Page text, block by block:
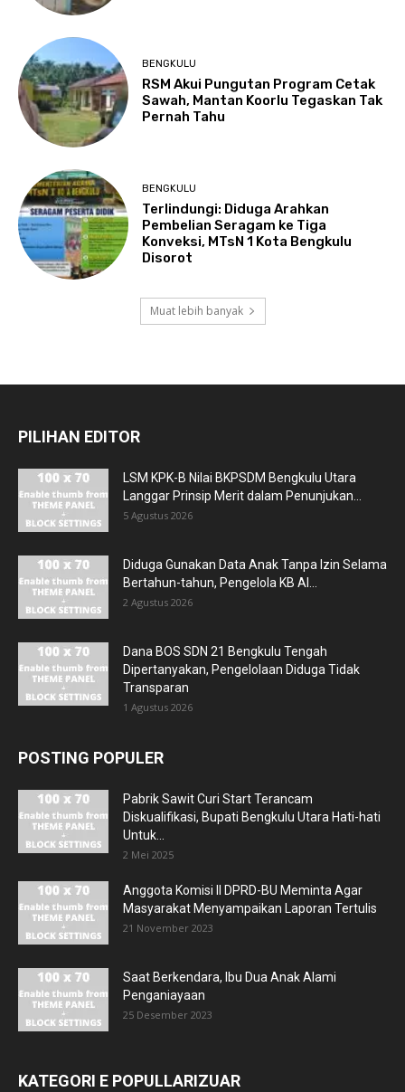
BENGKULU
RSM Akui Pungutan Program Cetak
Sawah, Mantan Koorlu Tegaskan Tak
Pernah Tahu
BENGKULU
Terlindungi: Diduga Arahkan
Pembelian Seragam ke Tiga
Konveksi, MTsN 1 Kota Bengkulu
Disorot
Muat lebih banyak
PILIHAN EDITOR
LSM KPK-B Nilai BKPSDM Bengkulu Utara
Langgar Prinsip Merit dalam Penunjukan...
5 Agustus 2026
Diduga Gunakan Data Anak Tanpa Izin Selama
Bertahun-tahun, Pengelola KB Al...
2 Agustus 2026
Dana BOS SDN 21 Bengkulu Tengah
Dipertanyakan, Pengelolaan Diduga Tidak
Transparan
1 Agustus 2026
POSTING POPULER
Pabrik Sawit Curi Start Terancam
Diskualifikasi, Bupati Bengkulu Utara Hati-hati
Untuk...
2 Mei 2025
Anggota Komisi II DPRD-BU Meminta Agar
Masyarakat Menyampaikan Laporan Tertulis
21 November 2023
Saat Berkendara, Ibu Dua Anak Alami
Penganiayaan
25 Desember 2023
KATEGORI E POPULLARIZUAR